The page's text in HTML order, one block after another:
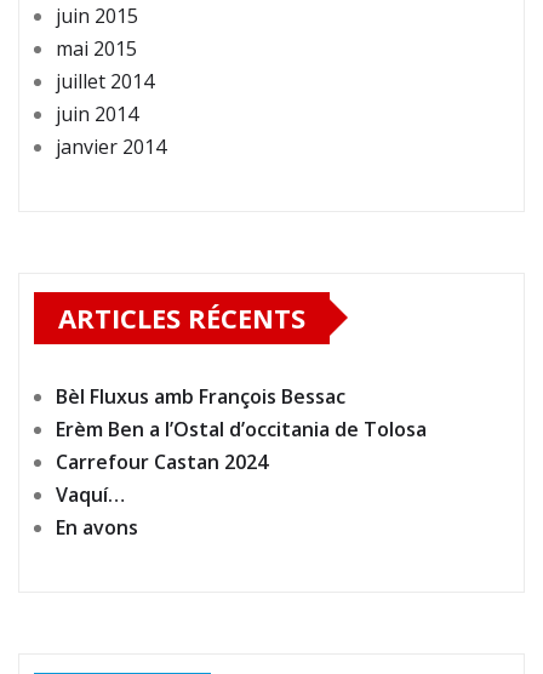
juin 2015
mai 2015
juillet 2014
juin 2014
janvier 2014
ARTICLES RÉCENTS
Bèl Fluxus amb François Bessac
Erèm Ben a l’Ostal d’occitania de Tolosa
Carrefour Castan 2024
Vaquí…
En avons